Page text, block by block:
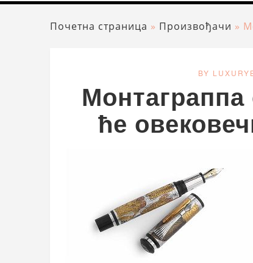
Почетна страница » Произвођачи »
BY
Монтаграппа
ће